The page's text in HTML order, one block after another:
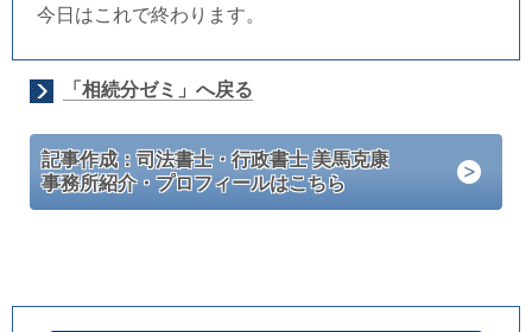
今日はこれで終わります。
「相続分ゼミ」へ戻る
記事作成：司法書士・行政書士 美馬克康
事務所紹介・プロフィールはこちら